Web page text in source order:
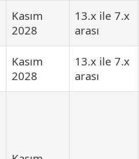
Kasım
2028
13.x ile 7.x
arası
Kasım
2028
13.x ile 7.x
arası